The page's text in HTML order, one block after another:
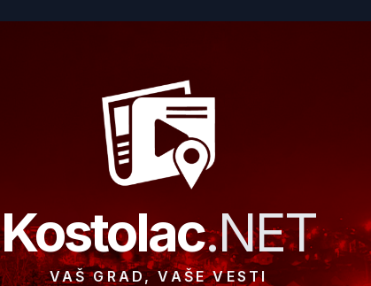
Kostolac.NET
VAŠ GRAD, VAŠE VESTI